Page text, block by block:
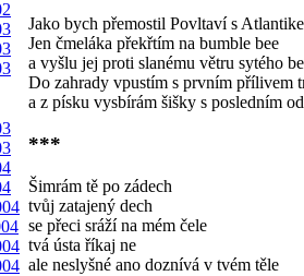
Jako bych přemostil Povltaví s
Jen čmeláka překřtím na bumble bee
a vyšlu jej proti slanému větru sytého
Do zahrady vpustím s prvním přílivem
a z písku vysbírám šišky s posledním
***
Šimrám tě po zádech
tvůj zatajený dech
se přeci sráží na mém čele
tvá ústa říkaj ne
ale neslyšné ano doznívá v tvém těle